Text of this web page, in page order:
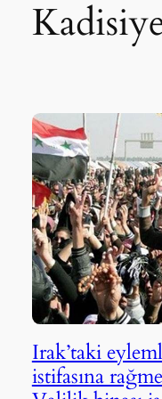
Irak’taki
istifasına